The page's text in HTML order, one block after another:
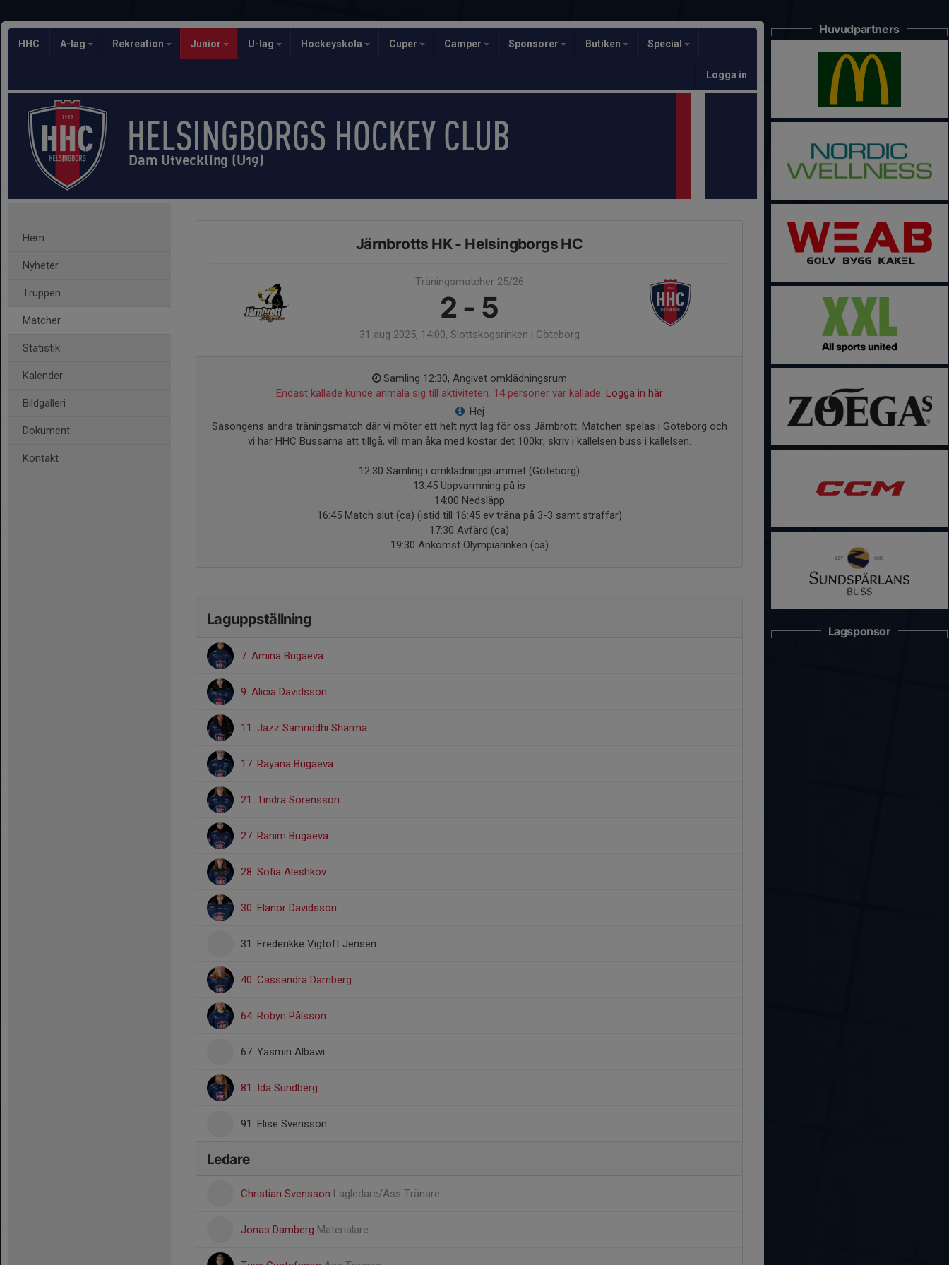
HHC A-lag Rekreation Junior U-lag Hockeyskola Cuper Camper Sponsorer Butiken Special
Logga in
Dam Utveckling (U19)
Hem
Nyheter
Truppen
Matcher
Statistik
Kalender
Bildgalleri
Dokument
Kontakt
Järnbrotts HK - Helsingborgs HC
Träningsmatcher 25/26
2 - 5
31 aug 2025, 14:00, Slottskogsrinken i Göteborg
Samling 12:30, Angivet omklädningsrum
Endast kallade kunde anmäla sig till aktiviteten. 14 personer var kallade. Logga in här
Hej
Säsongens andra träningsmatch där vi möter ett helt nytt lag för oss Järnbrott. Matchen spelas i Göteborg och
vi har HHC Bussarna att tillgå, vill man åka med kostar det 100kr, skriv i kallelsen buss i kallelsen.
12:30 Samling i omklädningsrummet (Göteborg)
13:45 Uppvärmning på is
14:00 Nedsläpp
16:45 Match slut (ca) (istid till 16:45 ev träna på 3-3 samt straffar)
17:30 Avfärd (ca)
19:30 Ankomst Olympiarinken (ca)
Laguppställning
7. Amina Bugaeva
9. Alicia Davidsson
11. Jazz Samriddhi Sharma
17. Rayana Bugaeva
21. Tindra Sörensson
27. Ranim Bugaeva
28. Sofia Aleshkov
30. Elanor Davidsson
31. Frederikke Vigtoft Jensen
40. Cassandra Damberg
64. Robyn Pålsson
67. Yasmin Albawi
81. Ida Sundberg
91. Elise Svensson
Ledare
Christian Svensson Lagledare/Ass Tränare
Jonas Damberg Materialare
Huvudpartners
Lagsponsor